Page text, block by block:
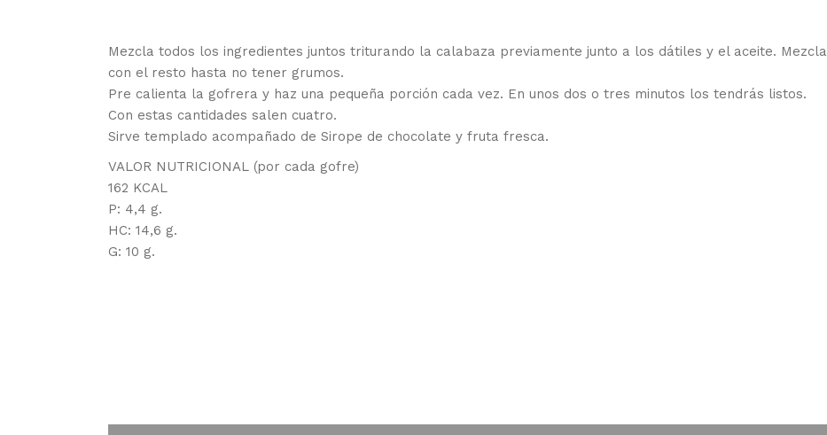
Mezcla todos los ingredientes juntos triturando la calabaza previamente junto a los dátiles y el aceite. Mezcla
con el resto hasta no tener grumos.
Pre calienta la gofrera y haz una pequeña porción cada vez. En unos dos o tres minutos los tendrás listos.
Con estas cantidades salen cuatro.
Sirve templado acompañado de Sirope de chocolate y fruta fresca.
VALOR NUTRICIONAL (por cada gofre)
162 KCAL
P: 4,4 g.
HC: 14,6 g.
G: 10 g.